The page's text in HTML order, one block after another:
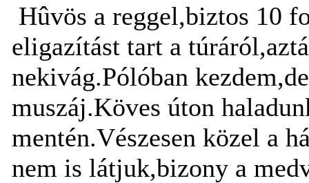
Hûvös a reggel,biztos 10
eligazítást tart a
nekivág.Pólóban
muszáj.Köves úton
mentén.Vészesen közel a
nem is látjuk,bizony a